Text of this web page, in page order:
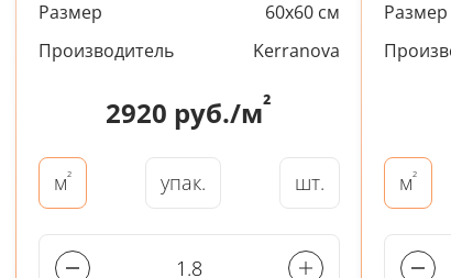
Размер
60x60 см
Производитель
Kerranova
2920 руб./м²
м² упак. шт.
Размер
м²